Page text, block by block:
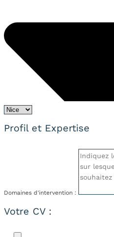
Profil et Expertise
Domaines d'intervention :
Votre CV :